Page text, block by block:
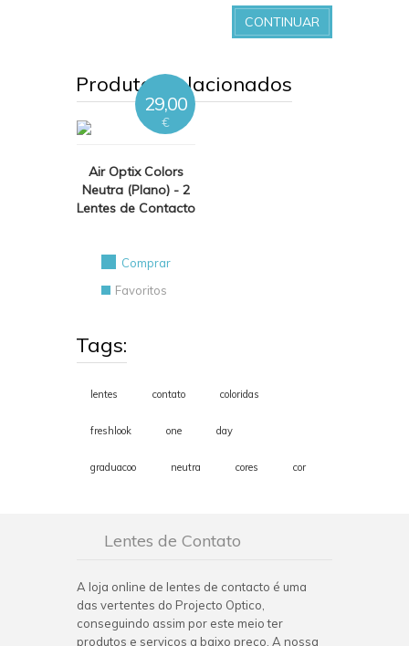
CONTINUAR
Produtos relacionados
Air Optix Colors
Neutra (Plano) - 2
Lentes de Contacto
29,00
€
Comprar
Favoritos
Tags:
lentes contato coloridas
freshlook one day
graduacoo neutra cores cor
Lentes de Contato
A loja online de lentes de contacto é uma
das vertentes do Projecto Optico,
conseguindo assim por este meio ter
produtos e serviços a baixo preço. A nossa